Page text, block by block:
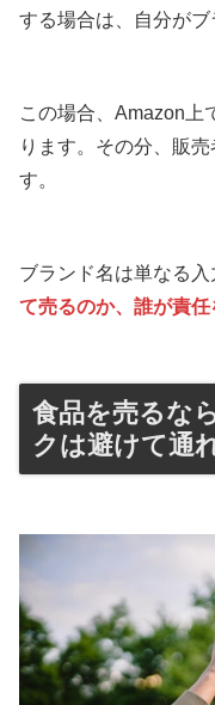
する場合は、自分がブ
この場合、Amazon上
ります。その分、販
す。
ブランド名は単なる入
て売るのか、誰が責
食品を売るな
クは避けて通